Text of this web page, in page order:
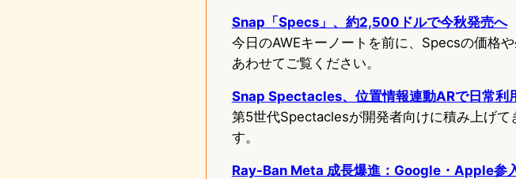
Snap「Specs」、約2,500ドルで今秋発売へ
今日のAWEキーノートを前に、Specsの価格
あわせてご覧ください。
Snap Spectacles、位置情報連動ARで日常利
第5世代Spectaclesが開発者向けに積み上げ
す。
Ray-Ban Meta 成長爆進：Google・Apple参